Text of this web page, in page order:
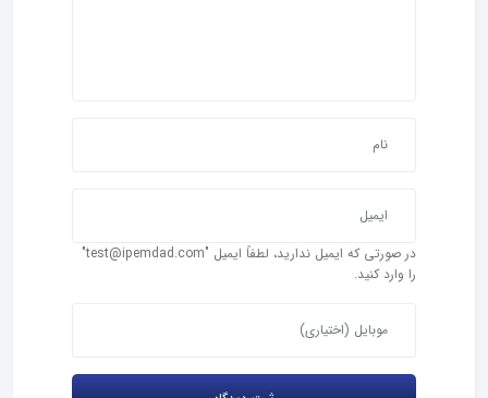
در صورتی که ایمیل ندارید، لطفاً ایمیل "test@ipemdad.com"
را وارد کنید.